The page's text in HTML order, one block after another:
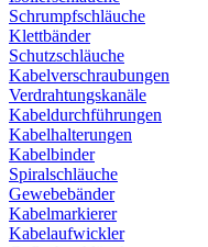
Schrumpfschläuche
Klettbänder
Schutzschläuche
Kabelverschraubungen
Verdrahtungskanäle
Kabeldurchführungen
Kabelhalterungen
Kabelbinder
Spiralschläuche
Gewebebänder
Kabelmarkierer
Kabelaufwickler